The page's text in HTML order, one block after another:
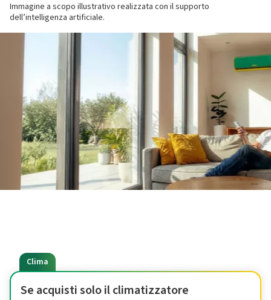
Immagine a scopo illustrativo realizzata con il supporto
dell’intelligenza artificiale.
Clima
Se acquisti solo il climatizzatore